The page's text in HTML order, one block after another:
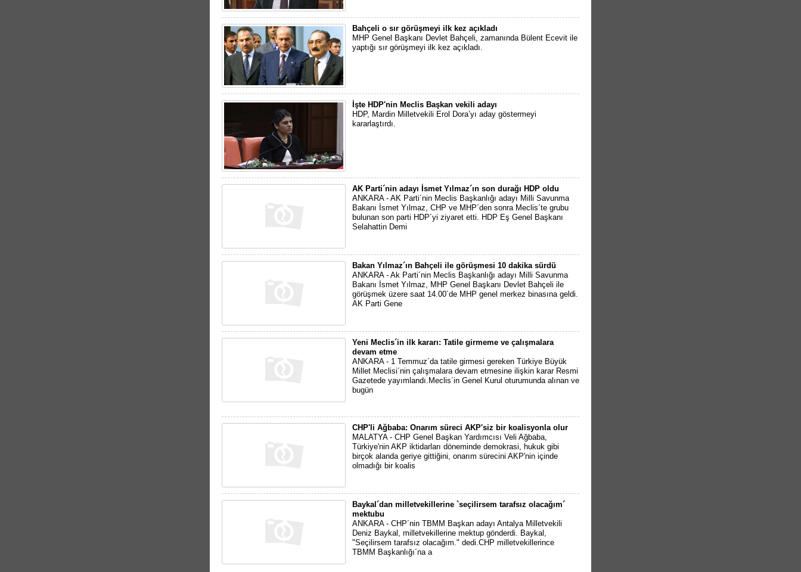
Bahçeli o sır görüşmeyi ilk kez açıkladı
MHP Genel Başkanı Devlet Bahçeli, zamanında Bülent Ecevit ile
yaptığı sır görüşmeyi ilk kez açıkladı.
İşte HDP'nin Meclis Başkan vekili adayı
HDP, Mardin Milletvekili Erol Dora’yı aday göstermeyi
kararlaştırdı.
AK Parti´nin adayı İsmet Yılmaz´ın son durağı HDP oldu
ANKARA - AK Parti´nin Meclis Başkanlığı adayı Milli Savunma
Bakanı İsmet Yılmaz, CHP ve MHP´den sonra Meclis´te grubu
bulunan son parti HDP´yi ziyaret etti. HDP Eş Genel Başkanı
Selahattin Demi
Bakan Yılmaz´ın Bahçeli ile görüşmesi 10 dakika sürdü
ANKARA - Ak Parti´nin Meclis Başkanlığı adayı Milli Savunma
Bakanı İsmet Yılmaz, MHP Genel Başkanı Devlet Bahçeli ile
görüşmek üzere saat 14.00´de MHP genel merkez binasına geldi.
AK Parti Gene
Yeni Meclis´in ilk kararı: Tatile girmeme ve çalışmalara
devam etme
ANKARA - 1 Temmuz´da tatile girmesi gereken Türkiye Büyük
Millet Meclisi´nin çalışmalara devam etmesine ilişkin karar Resmi
Gazetede yayımlandı.Meclis´in Genel Kurul oturumunda alınan ve
bugün
CHP'li Ağbaba: Onarım süreci AKP'siz bir koalisyonla olur
MALATYA - CHP Genel Başkan Yardımcısı Veli Ağbaba,
Türkiye'nin AKP iktidarları döneminde demokrasi, hukuk gibi
birçok alanda geriye gittiğini, onarım sürecini AKP'nin içinde
olmadığı bir koalis
Baykal´dan milletvekillerine `seçilirsem tarafsız olacağım´
mektubu
ANKARA - CHP´nin TBMM Başkan adayı Antalya Milletvekili
Deniz Baykal, milletvekillerine mektup gönderdi. Baykal,
"Seçilirsem tarafsız olacağım." dedi.CHP milletvekillerince
TBMM Başkanlığı´na a